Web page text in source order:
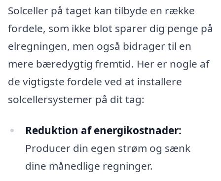
Solceller på taget kan tilbyde en række
fordele, som ikke blot sparer dig penge på
elregningen, men også bidrager til en
mere bæredygtig fremtid. Her er nogle af
de vigtigste fordele ved at installere
solcellersystemer på dit tag:
Reduktion af energikostnader:
Producer din egen strøm og sænk
dine månedlige regninger.